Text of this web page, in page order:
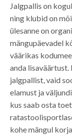
Jalgpallis on
ning klubid on
ülesanne on
mängupäevadel
väärikas
anda lisaväärtust.
jalgpallist, vaid
elamust ja
kus saab osta
kohe mängul